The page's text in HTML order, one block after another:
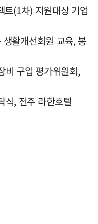
(1차) 지원대상 기업
활개선회원 교육, 봉
구입 평가위원회,
, 전주 라한호텔